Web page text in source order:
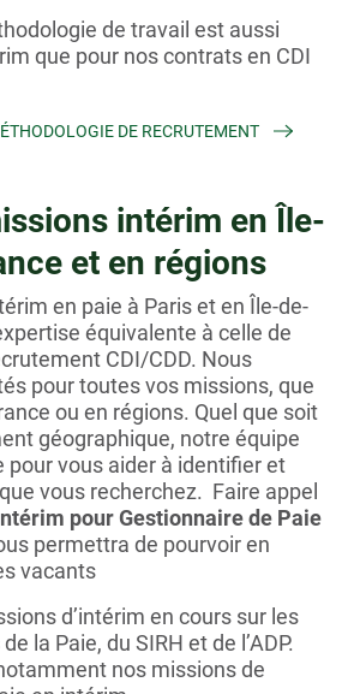
de travail est aussi
que pour nos contrats en CDI
DE RECRUTEMENT
intérim en Île-
et en régions
en paie à Paris et en Île-de-
équivalente à celle de
CDI/CDD. Nous
pour toutes vos missions, que
ou en régions. Quel que soit
géographique, notre équipe
pour vous aider à identifier et
vous recherchez. Faire appel
pour Gestionnaire de Paie
permettra de pourvoir en
vacants
d’intérim en cours sur les
la Paie, du SIRH et de l’ADP.
nos missions de